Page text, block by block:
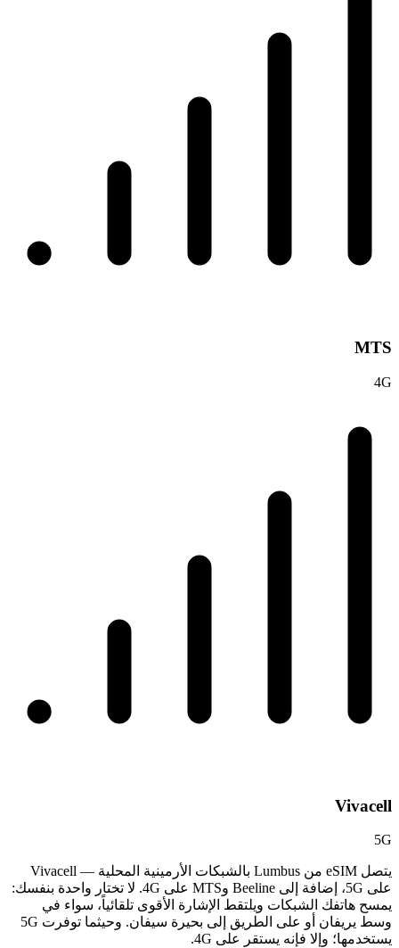
MTS
4G
Vivacell
5G
يتصل eSIM من Lumbus بالشبكات الأرمينية المحلية — Vivacell
على 5G، إضافة إلى Beeline وMTS على 4G. لا تختار واحدة بنفسك:
يمسح هاتفك الشبكات ويلتقط الإشارة الأقوى تلقائياً، سواء في
وسط يريفان أو على الطريق إلى بحيرة سيفان. وحيثما توفرت 5G
يستخدمها؛ وإلا فإنه يستقر على 4G.